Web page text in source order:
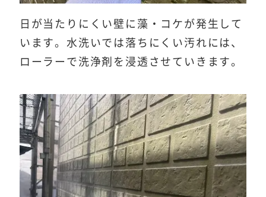
日が当たりにくい壁に藻・コケが発生して
います。水洗いでは落ちにくい汚れには、
ローラーで洗浄剤を浸透させていきます。